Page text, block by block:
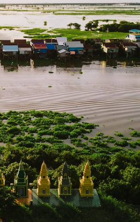
plus discret, de villages flottants
pamplemousses
5 6
Rizières
et inspirations pour bien préparer son
voyage